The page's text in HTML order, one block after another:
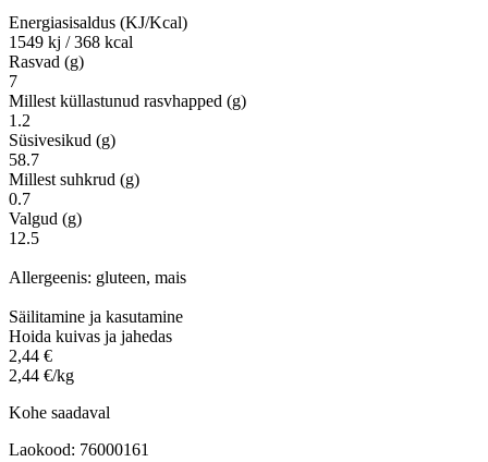
Energiasisaldus (KJ/Kcal)
1549 kj / 368 kcal
Rasvad (g)
7
Millest küllastunud rasvhapped (g)
1.2
Süsivesikud (g)
58.7
Millest suhkrud (g)
0.7
Valgud (g)
12.5
Allergeenis: gluteen, mais
Säilitamine ja kasutamine
Hoida kuivas ja jahedas
2,44 €
2,44 €/kg
Kohe saadaval
Laokood: 76000161